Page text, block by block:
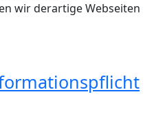
wir derartige Webseiten